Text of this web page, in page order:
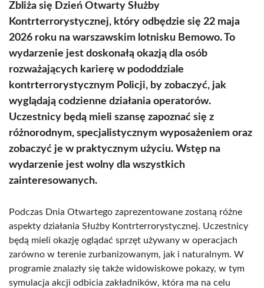
Zbliża się Dzień Otwarty Służby
Kontrterrorystycznej, który odbędzie się 22 maja
2026 roku na warszawskim lotnisku Bemowo. To
wydarzenie jest doskonałą okazją dla osób
rozważających karierę w pododdziale
kontrterrorystycznym Policji, by zobaczyć, jak
wyglądają codzienne działania operatorów.
Uczestnicy będą mieli szansę zapoznać się z
różnorodnym, specjalistycznym wyposażeniem oraz
zobaczyć je w praktycznym użyciu. Wstęp na
wydarzenie jest wolny dla wszystkich
zainteresowanych.
Podczas Dnia Otwartego zaprezentowane zostaną różne
aspekty działania Służby Kontrterrorystycznej. Uczestnicy
będą mieli okazję oglądać sprzęt używany w operacjach
zarówno w terenie zurbanizowanym, jak i naturalnym. W
programie znalazły się także widowiskowe pokazy, w tym
symulacja akcji odbicia zakładników, która ma na celu